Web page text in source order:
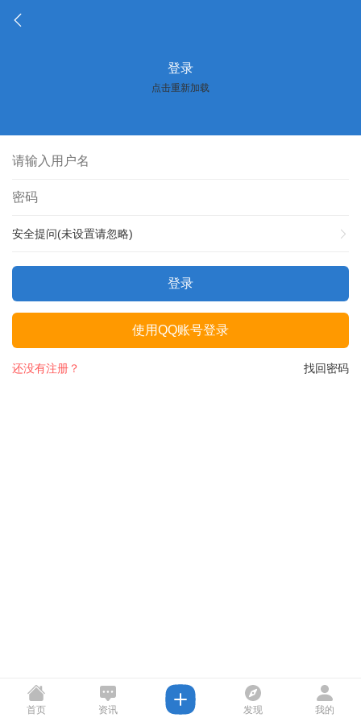
登录
点击重新加载
安全提问(未设置请忽略)
登录
使用QQ账号登录
找回密码
还没有注册？
首页 资讯 发现 我的